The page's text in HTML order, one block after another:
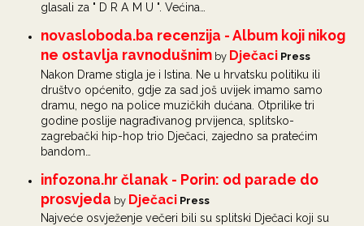
glasali za " D R A M U ". Većina…
novasloboda.ba recenzija - Album koji nikog
ne ostavlja ravnodušnim by Dječaci Press
Nakon Drame stigla je i Istina. Ne u hrvatsku politiku ili
društvo općenito, gdje za sad još uvijek imamo samo
dramu, nego na police muzičkih dućana. Otprilike tri
godine poslije nagrađivanog prvijenca, splitsko-
zagrebački hip-hop trio Dječaci, zajedno sa pratećim
bandom…
infozona.hr članak - Porin: od parade do
prosvjeda by Dječaci Press
Najveće osvježenje večeri bili su splitski Dječaci koji su